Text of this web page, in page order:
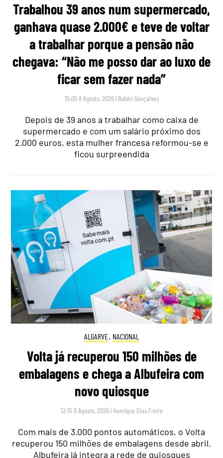
Trabalhou 39 anos num supermercado,
ganhava quase 2.000€ e teve de voltar
a trabalhar porque a pensão não
chegava: “Não me posso dar ao luxo de
ficar sem fazer nada”
15:00 8 Agosto, 2026 | Rubén Gonçalves
Depois de 39 anos a trabalhar como caixa de
supermercado e com um salário próximo dos
2.000 euros, esta mulher francesa reformou-se e
ficou surpreendida
ALGARVE, NACIONAL
Volta já recuperou 150 milhões de
embalagens e chega a Albufeira com
novo quiosque
12:15 8 Agosto, 2026 | Henrique Dias Freire
Com mais de 3.000 pontos automáticos, o Volta
recuperou 150 milhões de embalagens desde abril.
Albufeira já integra a rede de quiosques